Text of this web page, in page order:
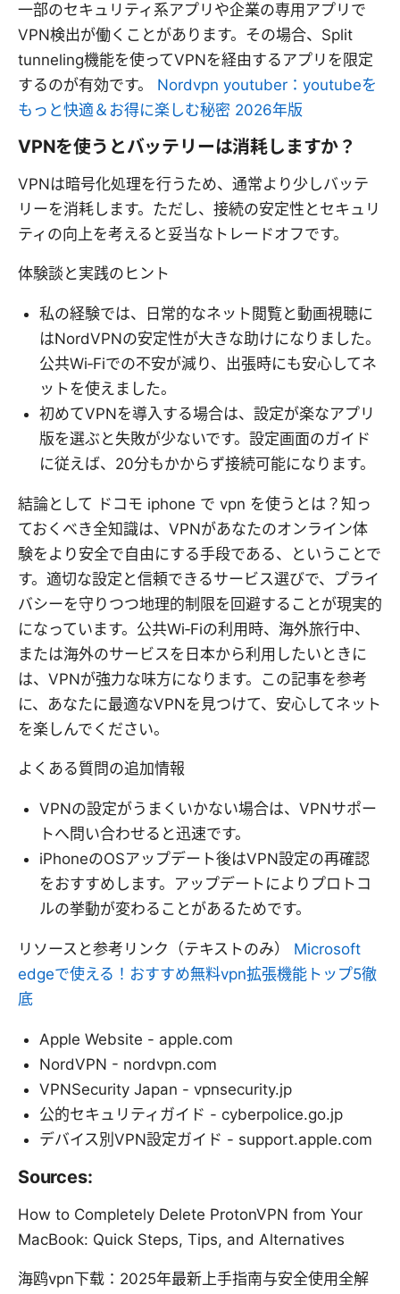
一部のセキュリティ系アプリや企業の専用アプリで
VPN検出が働くことがあります。その場合、Split
tunneling機能を使ってVPNを経由するアプリを限定
するのが有効です。 Nordvpn youtuber：youtubeを
もっと快適＆お得に楽しむ秘密 2026年版
VPNを使うとバッテリーは消耗しますか？
VPNは暗号化処理を行うため、通常より少しバッテ
リーを消耗します。ただし、接続の安定性とセキュリ
ティの向上を考えると妥当なトレードオフです。
体験談と実践のヒント
私の経験では、日常的なネット閲覧と動画視聴に
はNordVPNの安定性が大きな助けになりました。
公共Wi‑Fiでの不安が減り、出張時にも安心してネ
ットを使えました。
初めてVPNを導入する場合は、設定が楽なアプリ
版を選ぶと失敗が少ないです。設定画面のガイド
に従えば、20分もかからず接続可能になります。
結論として ドコモ iphone で vpn を使うとは？知っ
ておくべき全知識は、VPNがあなたのオンライン体
験をより安全で自由にする手段である、ということで
す。適切な設定と信頼できるサービス選びで、プライ
バシーを守りつつ地理的制限を回避することが現実的
になっています。公共Wi‑Fiの利用時、海外旅行中、
または海外のサービスを日本から利用したいときに
は、VPNが強力な味方になります。この記事を参考
に、あなたに最適なVPNを見つけて、安心してネット
を楽しんでください。
よくある質問の追加情報
VPNの設定がうまくいかない場合は、VPNサポー
トへ問い合わせると迅速です。
iPhoneのOSアップデート後はVPN設定の再確認
をおすすめします。アップデートによりプロトコ
ルの挙動が変わることがあるためです。
リソースと参考リンク（テキストのみ） Microsoft
edgeで使える！おすすめ無料vpn拡張機能トップ5徹
底
Apple Website - apple.com
NordVPN - nordvpn.com
VPNSecurity Japan - vpnsecurity.jp
公的セキュリティガイド - cyberpolice.go.jp
デバイス別VPN設定ガイド - support.apple.com
Sources:
How to Completely Delete ProtonVPN from Your
MacBook: Quick Steps, Tips, and Alternatives
海鸥vpn下载：2025年最新上手指南与安全使用全解